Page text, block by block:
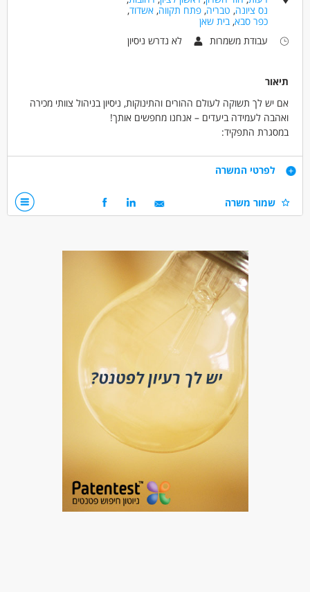
נס ציונה, טבריה,פתח תקווה,אשדוד,
כפר סבא,בית שאן
עבודת משמרות
לא נדרש ניסיון
תיאור
אם יש לך תשוקה לעולם ההורים והתינוקות, ניסיון בניהול צוותי מכירה
ואהבה לעמידה ביעדים – אנחנו מחפשים אותך!
במסגרת התפקיד:
- הובלה ליעדי מכירות ושירות
- אחריות על מלאים, נראות הסניף וחווית הלקוח
דרישות
אם יש לך תשוקה לעולם ההורים והתינוקות, ניסיון בניהול צוותי
מכירה ואהבה לעמידה ביעדים – אנחנו מחפשים אותך!
- הובלה ליעדי מכירות ושירות
- אחריות על מלאים, נראות הסניף וחווית הלקוח
- גיוס, חניכה ופיתוח צוות
דרושים בתחום
מכירות - מנהל/ת חנות
מכירות - מכירות פרונטלי
מכירות - מנהל/ת מכירות
מאפייני משרה
לא נדרש ניסיון
עבודת משמרות
לפרטי המשרה
שמור משרה